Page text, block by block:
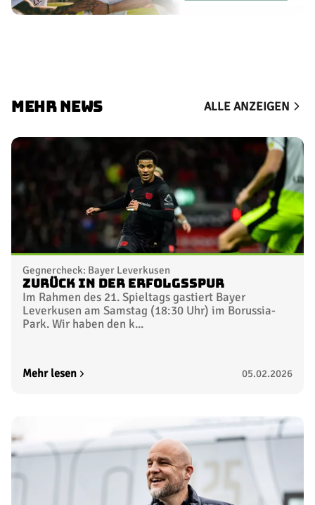
MEHR NEWS ALLE ANZEIGEN
Gegnercheck: Bayer Leverkusen
Zurück in der Erfolgsspur
Im Rahmen des 21. Spieltags gastiert Bayer
Leverkusen am Samstag (18:30 Uhr) im Borussia-
Park. Wir haben den k...
Mehr lesen 05.02.2026